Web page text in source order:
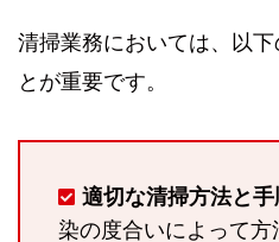
清掃業務においては、以
とが重要です。
適切な清掃方法と手
染の度合いによって方